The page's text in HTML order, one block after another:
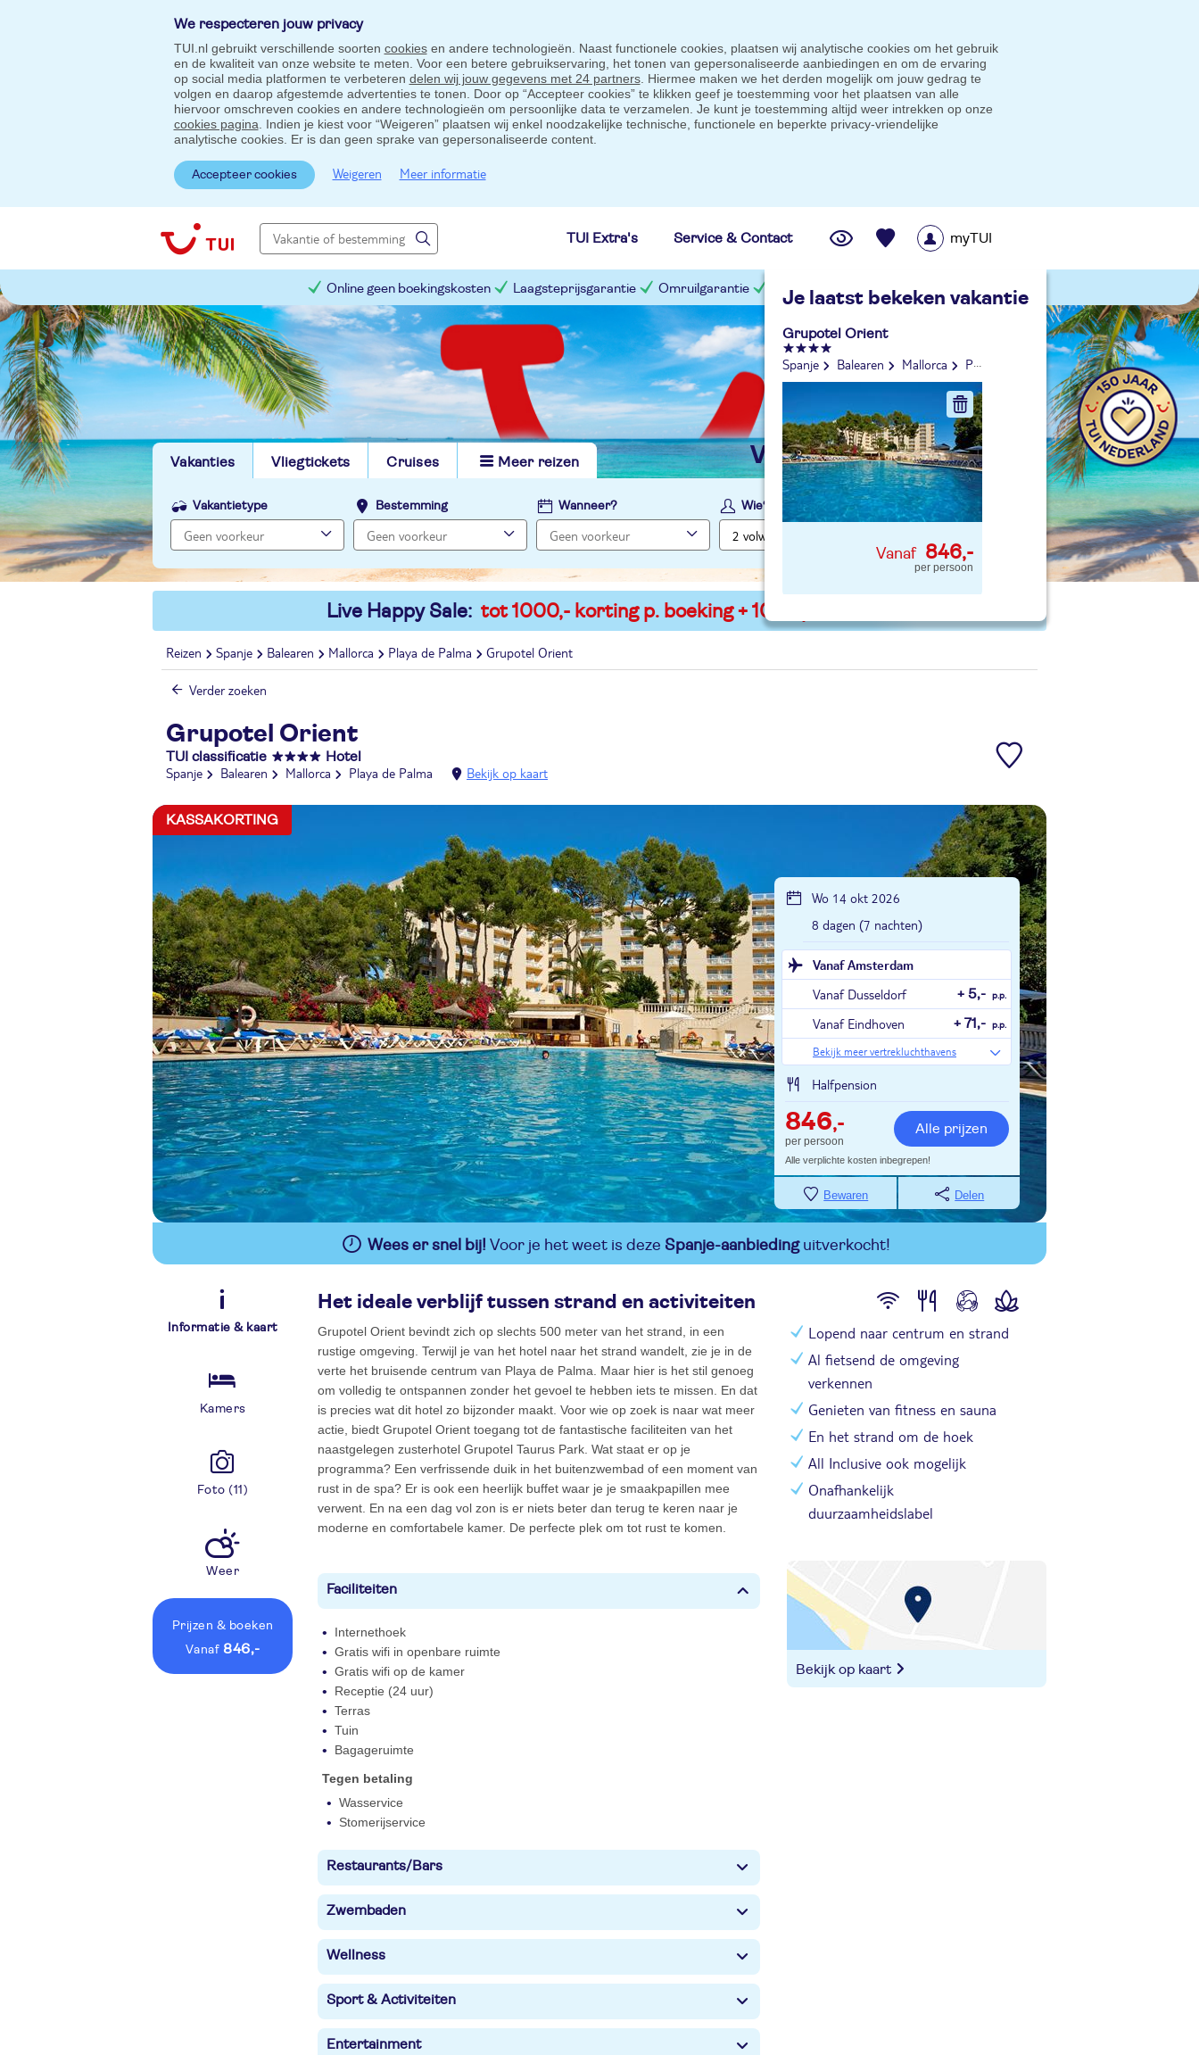
We respecteren jouw privacy
TUI.nl gebruikt verschillende soorten cookiesen andere technologieën. Naast functionele cookies, plaatsen wij analytische cookies om het gebruik
en de kwaliteit van onze website te meten. Voor een betere gebruikservaring, het tonen van gepersonaliseerde aanbiedingen en om de ervaring
op social media platformen te verbeteren delen wij jouw gegevens met 24 partners. Hiermee maken we het derden mogelijk om jouw gedrag te
volgen en daarop afgestemde advertenties te tonen. Door op “Accepteer cookies” te klikken geef je toestemming voor het plaatsen van alle
hiervoor omschreven cookies en andere technologieën om persoonlijke data te verzamelen. Je kunt je toestemming altijd weer intrekken op onze
cookies pagina . Indien je kiest voor “Weigeren” plaatsen wij enkel noodzakelijke technische, functionele en beperkte privacy-vriendelijke
analytische cookies. Er is dan geen sprake van gepersonaliseerde content.
Accepteer cookies Weigeren Meer informatie
TUI Extra's Service & Contact
Je laatst bekeken vakantie
Grupotel Orient
Spanje Balearen Mallorca Playa de Palma
846,-
per persoon
myTUI
Online geen boekingskosten Laagsteprijsgarantie Omruilgarantie Slimme prijsgarantie
Vakanties Vliegtickets Cruises Meer reizen vind jouw ideale vakantie
Vakantietype Bestemming Wanneer? Wie?
Live Happy Sale: tot 1000,- korting p. boeking + 100,- p. kind
Reizen Spanje Balearen Mallorca Playa de Palma Grupotel Orient
Verder zoeken
Grupotel Orient
TUI classificatie Hotel
Spanje Balearen Mallorca Playa de Palma Bekijk op kaart
KASSAKORTING
Wo 14 okt 2026
8 dagen (7 nachten)
Vanaf Amsterdam
Vanaf Dusseldorf
+ 5,- p.p.
Vanaf Eindhoven + 71,- p.p.
Bekijk meer vertrekluchthavens
Halfpension
846,-
per persoon
Alle prijzen
Alle verplichte kosten inbegrepen!
Bewaren Delen
Wees er snel bij! Voor je het weet is deze Spanje-aanbiedinguitverkocht!
Informatie & kaart
Kamers
Foto (11)
Weer
Prijzen & boeken
vanaf 846,-
Het ideale verblijf tussen strand en activiteiten
Grupotel Orient bevindt zich op slechts 500 meter van het strand, in een
rustige omgeving. Terwijl je van het hotel naar het strand wandelt, zie je in de
verte het bruisende centrum van Playa de Palma. Maar hier is het stil genoeg
om volledig te ontspannen zonder het gevoel te hebben iets te missen. En dat
is precies wat dit hotel zo bijzonder maakt. Voor wie op zoek is naar wat meer
actie, biedt Grupotel Orient toegang tot de fantastische faciliteiten van het
naastgelegen zusterhotel Grupotel Taurus Park. Wat staat er op je
programma? Een verfrissende duik in het buitenzwembad of een moment van
rust in de spa? Er is ook een heerlijk buffet waar je je smaakpapillen mee
verwent. En na een dag vol zon is er niets beter dan terug te keren naar je
moderne en comfortabele kamer. De perfecte plek om tot rust te komen.
Faciliteiten
Internethoek
Gratis wifi in openbare ruimte
Gratis wifi op de kamer
Receptie (24 uur)
Terras
Tuin
Bagageruimte
Tegen betaling
Wasservice
Stomerijservice
Restaurants/Bars
Zwembaden
Wellness
Sport & Activiteiten
Entertainment
Lopend naar centrum en strand
Al fietsend de omgeving
verkennen
Genieten van fitness en sauna
En het strand om de hoek
All Inclusive ook mogelijk
Onafhankelijk
duurzaamheidslabel
Bekijk op kaart